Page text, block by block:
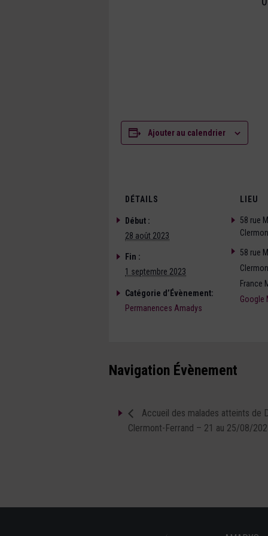
Ajouter au calendrier
DÉTAILS
Début :
28 août 2023
Fin :
1 septembre 2023
Catégorie d’Évènement:
Permanences Amadys
LIEU
58 rue
58 rue
France
Google
Navigation Évènement
Accueil des malades atteints de
Clermont-Ferrand – 21 au 25/08/